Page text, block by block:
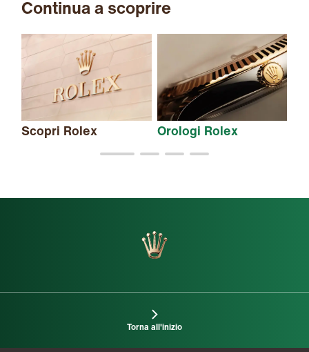
Continua a scoprire
Scopri Rolex Orologi Rolex
Torna all'inizio